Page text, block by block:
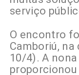
serviço
O encontro
Camboriú,
10/4). A